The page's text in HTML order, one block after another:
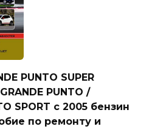
PUNTO SUPER
PUNTO /
SPORT с 2005 бензин
по ремонту и